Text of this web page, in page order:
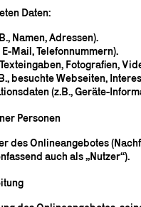
Daten:
Namen, Adressen).
Mail, Telefonnummern).
Fotografien,
besuchte Webseiten,
(z.B., Geräte-
Personen
des Onlineangebotes
auch als „Nutzer“).